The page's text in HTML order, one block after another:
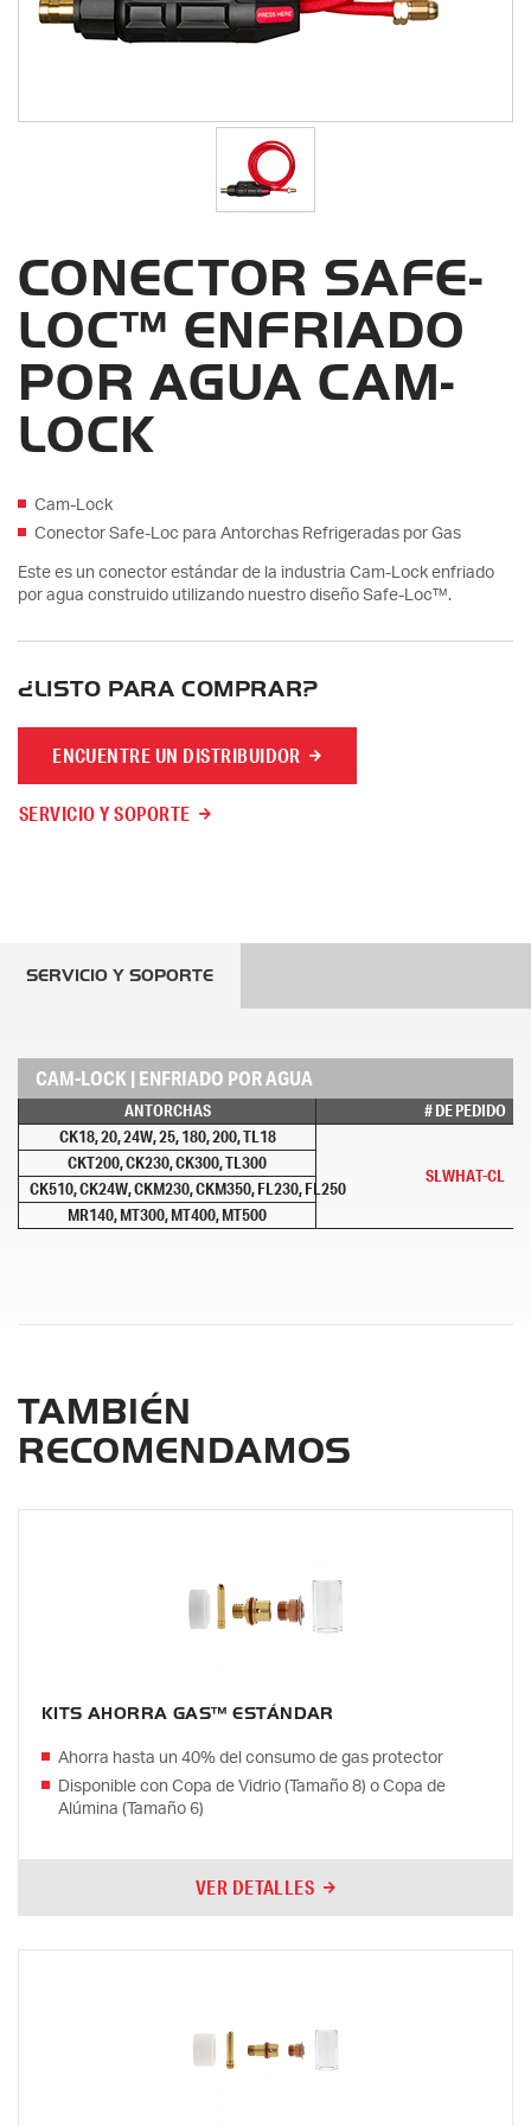
CONECTOR SAFE-
LOC™ ENFRIADO
POR AGUA CAM-
LOCK
Cam-Lock
Conector Safe-Loc para Antorchas Refrigeradas por Gas
Este es un conector estándar de la industria Cam-Lock enfriado
por agua construido utilizando nuestro diseño Safe-Loc™.
¿LISTO PARA COMPRAR?
ENCUENTRE UN DISTRIBUIDOR
SERVICIO Y SOPORTE
SERVICIO Y SOPORTE
CAM-LOCK | ENFRIADO POR AGUA
ANTORCHAS
# DE PEDIDO
CK18, 20, 24W, 25, 180, 200, TL18
SLWHAT-CL
CKT200, CK230, CK300, TL300
CK510, CK24W, CKM230, CKM350, FL230, FL250
MR140, MT300, MT400, MT500
TAMBIÉN
RECOMENDAMOS
KITS AHORRA GAS™ ESTÁNDAR
Ahorra hasta un 40% del consumo de gas protector
Disponible con Copa de Vidrio (Tamaño 8) o Copa de
Alúmina (Tamaño 6)
VER DETALLES